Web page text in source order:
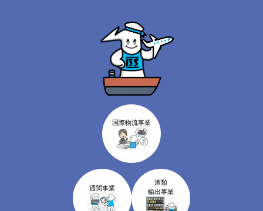
国際物流事業
通関事業
酒類
輸出事業